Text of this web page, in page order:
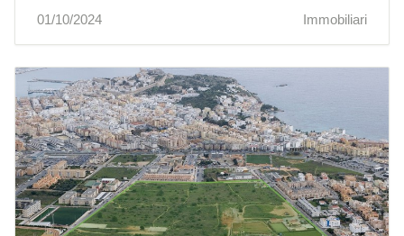
01/10/2024
Immobiliari